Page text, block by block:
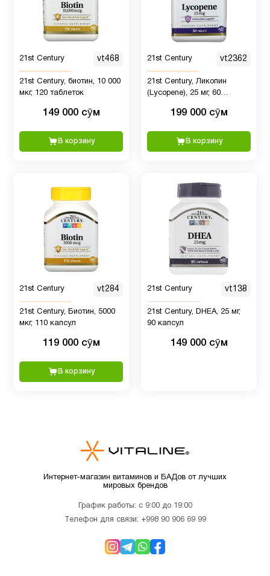
Коллагены
Магний 1
Мелатонин 3
Мультивитамины
ногти и
волосы
8
Омега
3
(omega
1
Пожилым 6
Продукты
Питание
21st Century vt468
21st Century, биотин, 10 000
мкг, 120 таблеток
149 000 сӯм
В корзину
21st Century vt2362
21st Century, Ликопин
(Lycopene), 25 мг, 60
199 000 сӯм
В корзину
21st Century vt284
21st Century, Биотин, 5000
мкг, 110 капсул
119 000 сӯм
В корзину
21st Century vt138
21st Century, DHEA, 25 мг,
90 капсул
149 000 сӯм
Интернет-магазин витаминов и БАДов от лучших
мировых брендов
График работы: с 9:00 до 19:00
Телефон для связи: +998 90 906 69 99